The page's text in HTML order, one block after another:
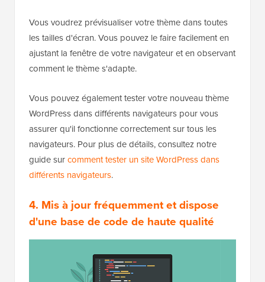
Vous voudrez prévisualiser votre thème dans toutes
les tailles d'écran. Vous pouvez le faire facilement en
ajustant la fenêtre de votre navigateur et en observant
comment le thème s'adapte.
Vous pouvez également tester votre nouveau thème
WordPress dans différents navigateurs pour vous
assurer qu'il fonctionne correctement sur tous les
navigateurs. Pour plus de détails, consultez notre
guide surcomment tester un site WordPress dans
différents navigateurs.
4. Mis à jour fréquemment et dispose
d'une base de code de haute qualité